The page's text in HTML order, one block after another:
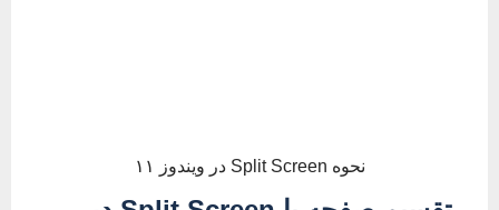
نحوه Split Screen در ویندوز ۱۱